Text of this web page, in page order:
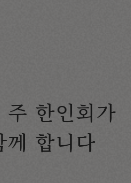
주 한인회가
께 합니다